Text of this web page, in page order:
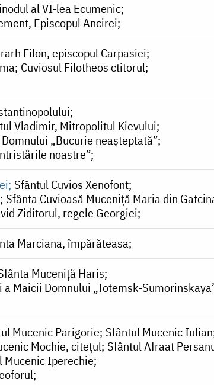
al VI-lea Ecumenic
Episcopul Ancirei
Filon, episcopul Carpasiei
Cuviosul Filotheos ctitorul
Vladimir, Mitropolitul Kievului
„Bucurie neașteptată”
noastre”
Sfântul Cuvios Xenofont
Sfânta Cuvioasă Muceniță Maria din
Ziditorul, regele Georgiei
Marciana, împărăteasa
Muceniță Haris
Maicii Domnului „Totemsk-
Mucenic Parigorie Sfântul Mucenic Iulian
Mochie, citeţul Sfântul Afraat
Mucenic Iperechie